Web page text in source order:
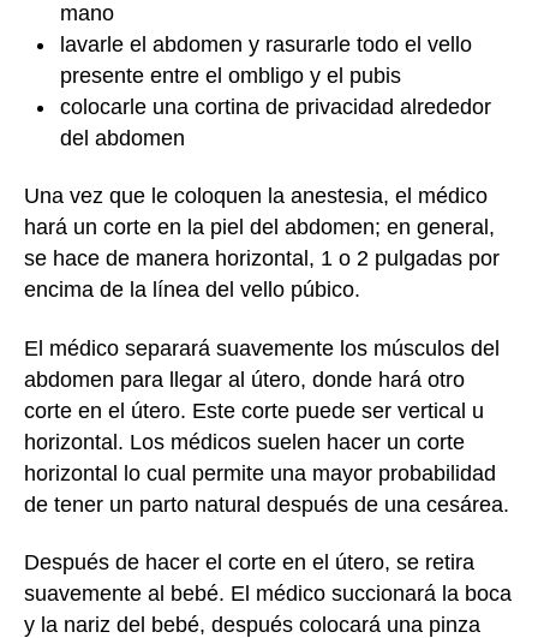
mano
lavarle el abdomen y rasurarle todo el vello
presente entre el ombligo y el pubis
colocarle una cortina de privacidad alrededor
del abdomen
Una vez que le coloquen la anestesia, el médico
hará un corte en la piel del abdomen; en general,
se hace de manera horizontal, 1 o 2 pulgadas por
encima de la línea del vello púbico.
El médico separará suavemente los músculos del
abdomen para llegar al útero, donde hará otro
corte en el útero. Este corte puede ser vertical u
horizontal. Los médicos suelen hacer un corte
horizontal lo cual permite una mayor probabilidad
de tener un parto natural después de una cesárea.
Después de hacer el corte en el útero, se retira
suavemente al bebé. El médico succionará la boca
y la nariz del bebé, después colocará una pinza